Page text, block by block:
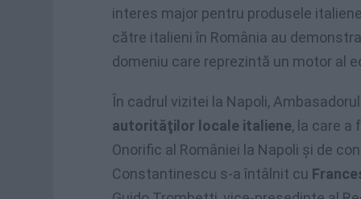
interes major pentru produsele
către italieni în România au
domeniu care reprezintă un motor al
În cadrul vizitei la Napoli,
autorităţilor locale italiene, la care a
Onorific al României la Napoli şi de
Constantinescu s-a întâlnit cu